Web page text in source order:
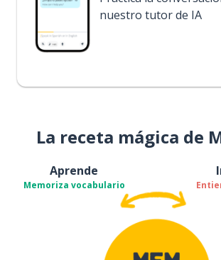
nuestro tutor de IA
La receta mágica de
Aprende
Memoriza vocabulario